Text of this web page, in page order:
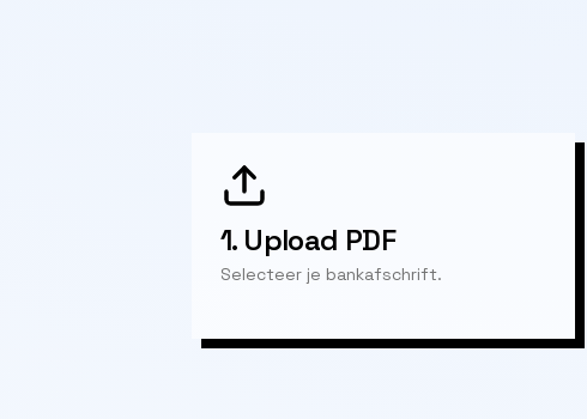
1. Upload PDF
Selecteer je bankafschrift.